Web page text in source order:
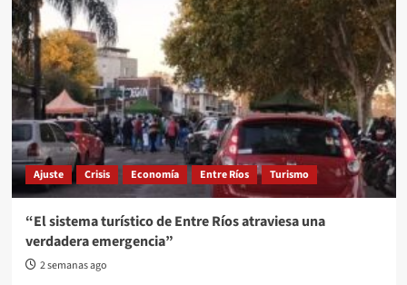
Ajuste Crisis Economía Entre Ríos Turismo
“El sistema turístico de Entre Ríos atraviesa una
verdadera emergencia”
2 semanas ago